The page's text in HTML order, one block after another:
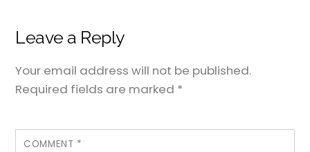
Leave a Reply
Your email address will not be published.
Required fields are marked *
COMMENT *